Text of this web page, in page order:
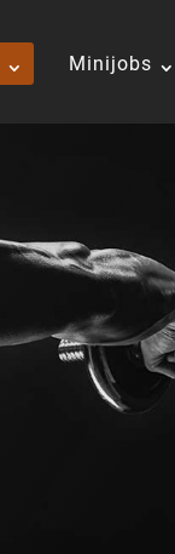
Minijobs